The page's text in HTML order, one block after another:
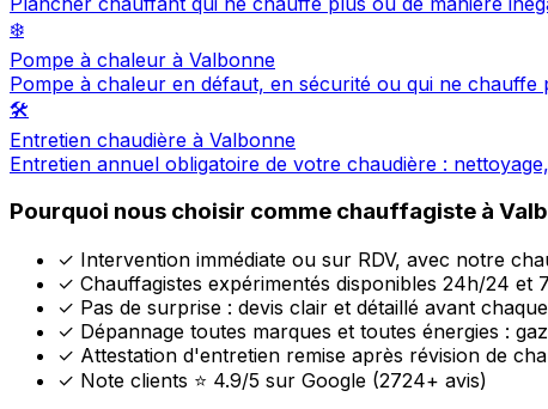
❄️
Pompe à chaleur à Valbonne
Pompe à chaleur en défaut, en sécurité ou qui ne chauffe
🛠️
Entretien chaudière à Valbonne
Entretien annuel obligatoire de votre chaudière :
Pourquoi nous choisir comme chauffagiste à
✓ Intervention immédiate ou sur RDV, avec notre
✓ Chauffagistes expérimentés disponibles 24h/24 et
✓ Pas de surprise : devis clair et détaillé avant
✓ Dépannage toutes marques et toutes énergies :
✓ Attestation d'entretien remise après révision de
✓ Note clients ⭐ 4.9/5 sur Google (2724+ avis)